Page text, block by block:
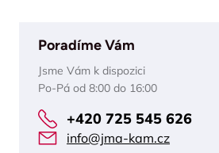
Poradíme Vám
Jsme Vám k dispozici
Po-Pá od 8:00 do 16:00
+420 725 545 626
info@jma-kam.cz